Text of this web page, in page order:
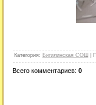
Категория: Бигилинская СОШ
Всего комментариев: 0